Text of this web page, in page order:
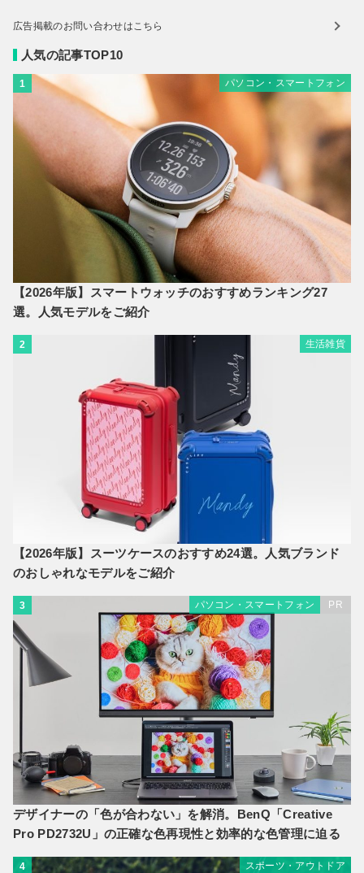
広告掲載のお問い合わせはこちら
人気の記事TOP10
1 パソコン・スマートフォン
【2026年版】スマートウォッチのおすすめランキング27
選。人気モデルをご紹介
2 生活雑貨
【2026年版】スーツケースのおすすめ24選。人気ブランド
のおしゃれなモデルをご紹介
3 パソコン・スマートフォン PR
デザイナーの「色が合わない」を解消。BenQ「Creative
Pro PD2732U」の正確な色再現性と効率的な色管理に迫る
4 スポーツ・アウトドア